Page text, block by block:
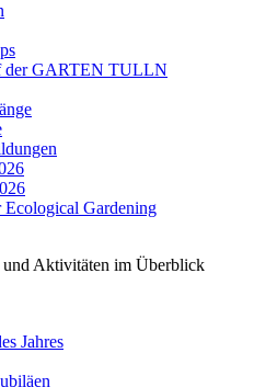
der GARTEN TULLN
Gardening
und Aktivitäten im Überblick
Jahres